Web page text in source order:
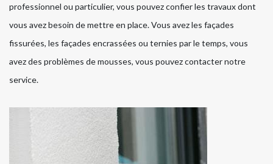
professionnel ou particulier, vous pouvez confier les travaux dont
vous avez besoin de mettre en place. Vous avez les façades
fissurées, les façades encrassées ou ternies par le temps, vous
avez des problèmes de mousses, vous pouvez contacter notre
service.